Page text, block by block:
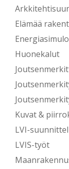
Elämää
Huonekalut
Kuvat &
LVI-
LVIS-työt